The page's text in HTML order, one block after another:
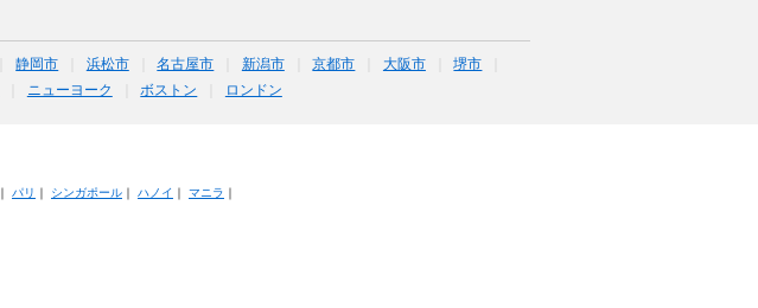
静岡市 浜松市 名古屋市 新潟市 京都市 大阪市
堺市
ニューヨーク ボストン ロンドン
パリ シンガポール｜ ハノイ マニラ